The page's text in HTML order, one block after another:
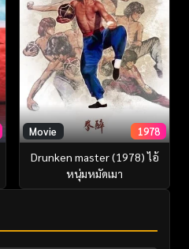
Movie 1978
Drunken master (1978) ไอ้
หนุ่มหมัดเมา